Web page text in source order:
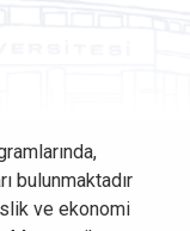
bulunmaktadır
ve ekonomi